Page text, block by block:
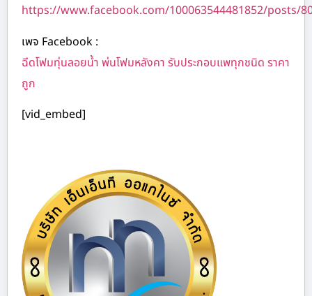
https://www.facebook.com/100063544481852/posts/
เพจ Facebook :
ฉีดโฟมทุ่นลอยน้ำ พ่นโฟมหลังคา รับประกอบแพทุกชนิด ราคา
ถูก
[vid_embed]